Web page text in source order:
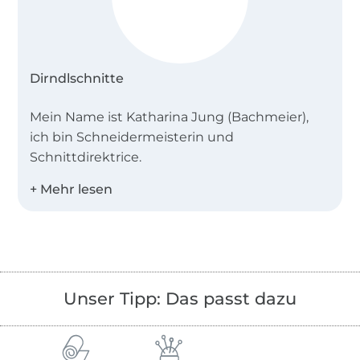
Dirndlschnitte
Mein Name ist Katharina Jung (Bachmeier),
ich bin Schneidermeisterin und
Schnittdirektrice.
Nach meiner Ausbildung zur Schneiderin, hab
Handwerk abgeschlossen. Anschließend
arbeitete ich fünf Jahre als CAD-
Modefirma.
Unser Tipp: Das passt dazu